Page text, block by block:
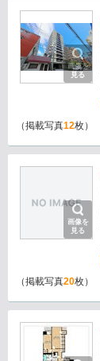
画像を
見る
（掲載写真12枚）
画像を
見る
（掲載写真20枚）